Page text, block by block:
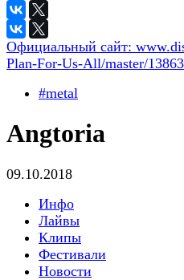
Официальный сайт:
Plan-For-Us-All/master/
#metal
Angtoria
09.10.2018
Инфо
Лайвы
Клипы
Фестивали
Новости